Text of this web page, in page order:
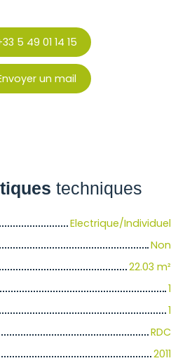
5 49 01 14 15
un mail
techniques
Electrique/Individuel
Non
22.03 m²
1
1
RDC
2011